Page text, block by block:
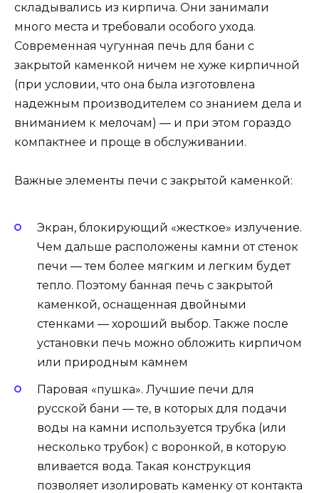
складывались из кирпича. Они занимали
много места и требовали особого ухода.
Современная чугунная печь для бани с
закрытой каменкой ничем не хуже кирпичной
(при условии, что она была изготовлена
надежным производителем со знанием дела и
вниманием к мелочам) — и при этом гораздо
компактнее и проще в обслуживании.
Важные элементы печи с закрытой каменкой:
Экран, блокирующий «жесткое» излучение.
Чем дальше расположены камни от стенок
печи — тем более мягким и легким будет
тепло. Поэтому банная печь с закрытой
каменкой, оснащенная двойными
стенками — хороший выбор. Также после
установки печь можно обложить кирпичом
или природным камнем
Паровая «пушка». Лучшие печи для
русской бани — те, в которых для подачи
воды на камни используется трубка (или
несколько трубок) с воронкой, в которую
вливается вода. Такая конструкция
позволяет изолировать каменку от контакта